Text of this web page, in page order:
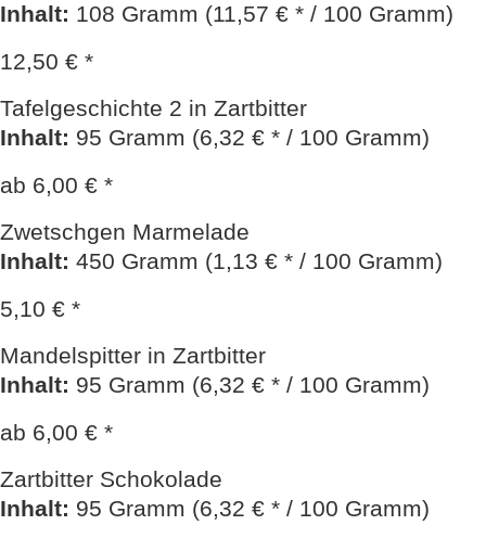
Inhalt: 108 Gramm (11,57 € * / 100 Gramm)
12,50 € *
Tafelgeschichte 2 in Zartbitter
Inhalt: 95 Gramm (6,32 € * / 100 Gramm)
ab 6,00 € *
Zwetschgen Marmelade
Inhalt: 450 Gramm (1,13 € * / 100 Gramm)
5,10 € *
Mandelspitter in Zartbitter
Inhalt: 95 Gramm (6,32 € * / 100 Gramm)
ab 6,00 € *
Zartbitter Schokolade
Inhalt: 95 Gramm (6,32 € * / 100 Gramm)